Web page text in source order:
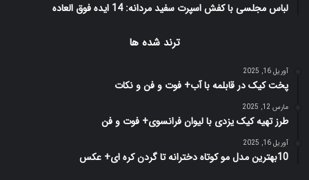
لباس مجلسی با کفش اسپرت سفید مردانه: 14 ایده فوق العاده
ترند شده ها
آوریل 16, 2025
پخت کیک در قابلمه با آب+ فوت و فن و نکات
مارس 12, 2025
طرز تهیه کیک یزدی با لیوان فرانسوی+ فوت و فن
آوریل 16, 2025
10بهترین مدل مو کوتاه دخترانه تا گردن کره ای+ عکس